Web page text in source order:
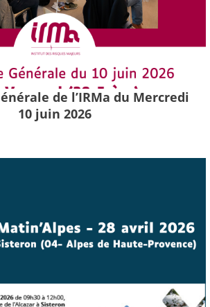
de l’IRMa du Mercredi
10 juin 2026